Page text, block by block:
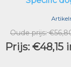
Oude prijs:
Prijs: €48,15